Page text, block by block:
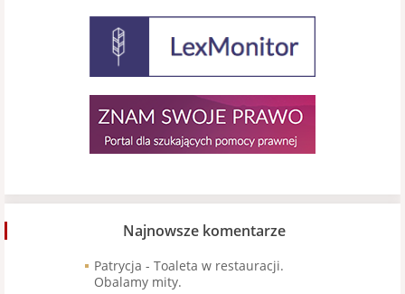
Najnowsze komentarze
Patrycja - Toaleta w restauracji.
Obalamy mity.